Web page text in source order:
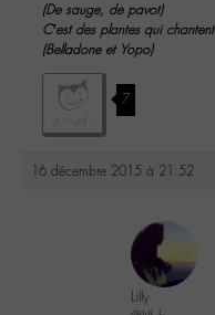
(De sauge, de pavot)
C’est des plantes qui chantent
(Belladone et Yopo)
7
16 décembre 2015 à 21:52
Lilly